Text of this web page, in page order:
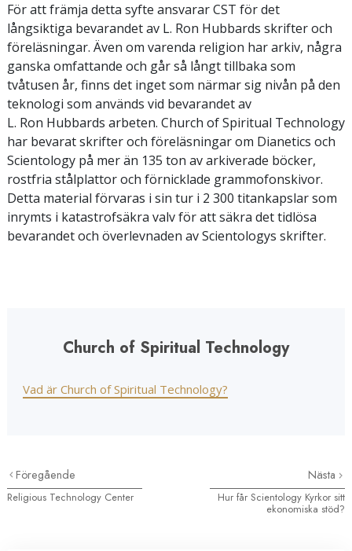
För att främja detta syfte ansvarar CST för det
långsiktiga bevarandet av L. Ron Hubbards skrifter och
föreläsningar. Även om varenda religion har arkiv, några
ganska omfattande och går så långt tillbaka som
tvåtusen år, finns det inget som närmar sig nivån på den
teknologi som används vid bevarandet av
L. Ron Hubbards arbeten. Church of Spiritual Technology
har bevarat skrifter och föreläsningar om Dianetics och
Scientology på mer än 135 ton av arkiverade böcker,
rostfria stålplattor och förnicklade grammofonskivor.
Detta material förvaras i sin tur i 2 300 titankapslar som
inrymts i katastrofsäkra valv för att säkra det tidlösa
bevarandet och överlevnaden av Scientologys skrifter.
Church of Spiritual Technology
Vad är Church of Spiritual Technology?
Föregående
Religious Technology Center
Nästa
Hur får Scientology Kyrkor sitt
ekonomiska stöd?